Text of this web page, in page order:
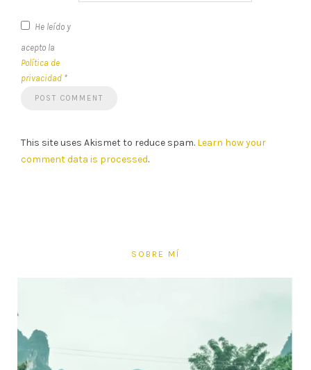
He leído y
acepto la
Política de
privacidad *
This site uses Akismet to reduce spam. Learn how your
comment data is processed.
SOBRE MÍ